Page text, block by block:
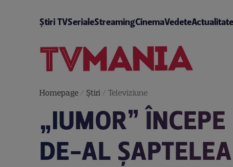
Știri TVSerialeStreamingCinemaVedeteActualitate
Homepage/ Știri/ Televiziune
„IUMOR”
DE-AL